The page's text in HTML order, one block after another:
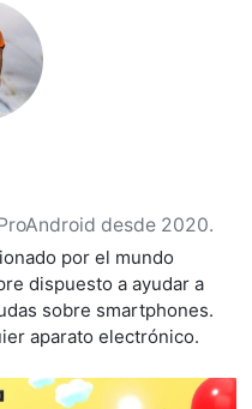
desde 2020.
por el mundo
dispuesto a ayudar a
sobre smartphones.
aparato electrónico.